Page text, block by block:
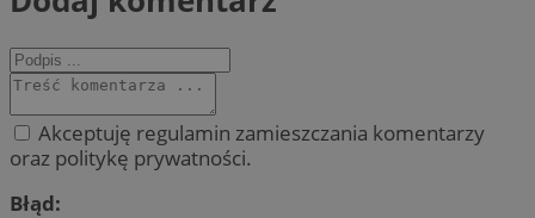
Akceptuję regulamin zamieszczania komentarzy
oraz politykę prywatności.
Błąd: